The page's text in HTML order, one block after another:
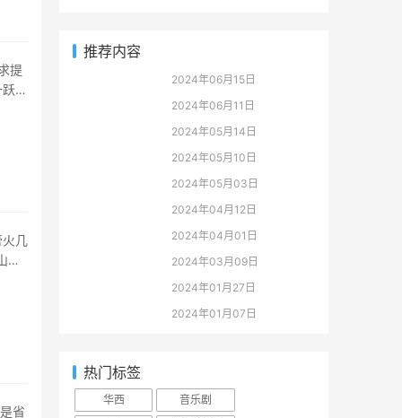
成
市
推荐内容
2024年06月15日
2024年06月11日
2024年05月14日
2024年05月10日
2024年05月03日
2024年04月12日
2024年04月01日
2024年03月09日
2024年01月27日
2024年01月07日
热门标签
华西
音乐剧